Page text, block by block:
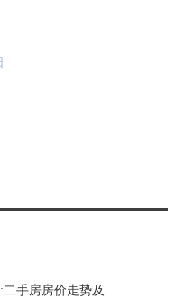
手房房价走势及